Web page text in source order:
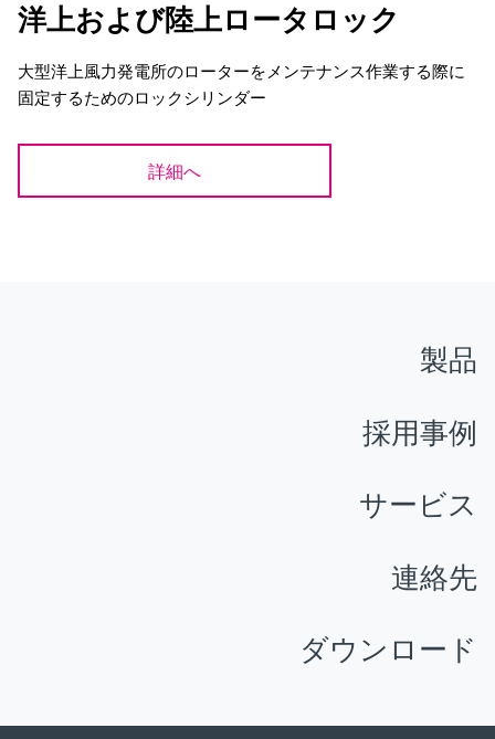
洋上および陸上ロータロック
大型洋上風力発電所のローターをメンテナンス作業する際に
固定するためのロックシリンダー
詳細へ
製品
採用事例
サービス
連絡先
ダウンロード